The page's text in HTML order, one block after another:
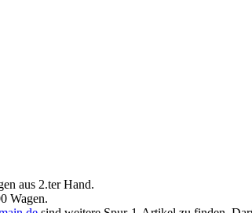
aus 2.ter Hand.
Wagen.